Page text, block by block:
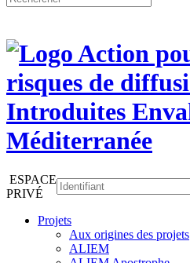
ESPACE
PRIVÉ
Projets
Aux origines des projets
ALIEM